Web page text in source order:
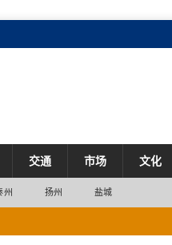
交通 市场 文化
州 扬州 盐城